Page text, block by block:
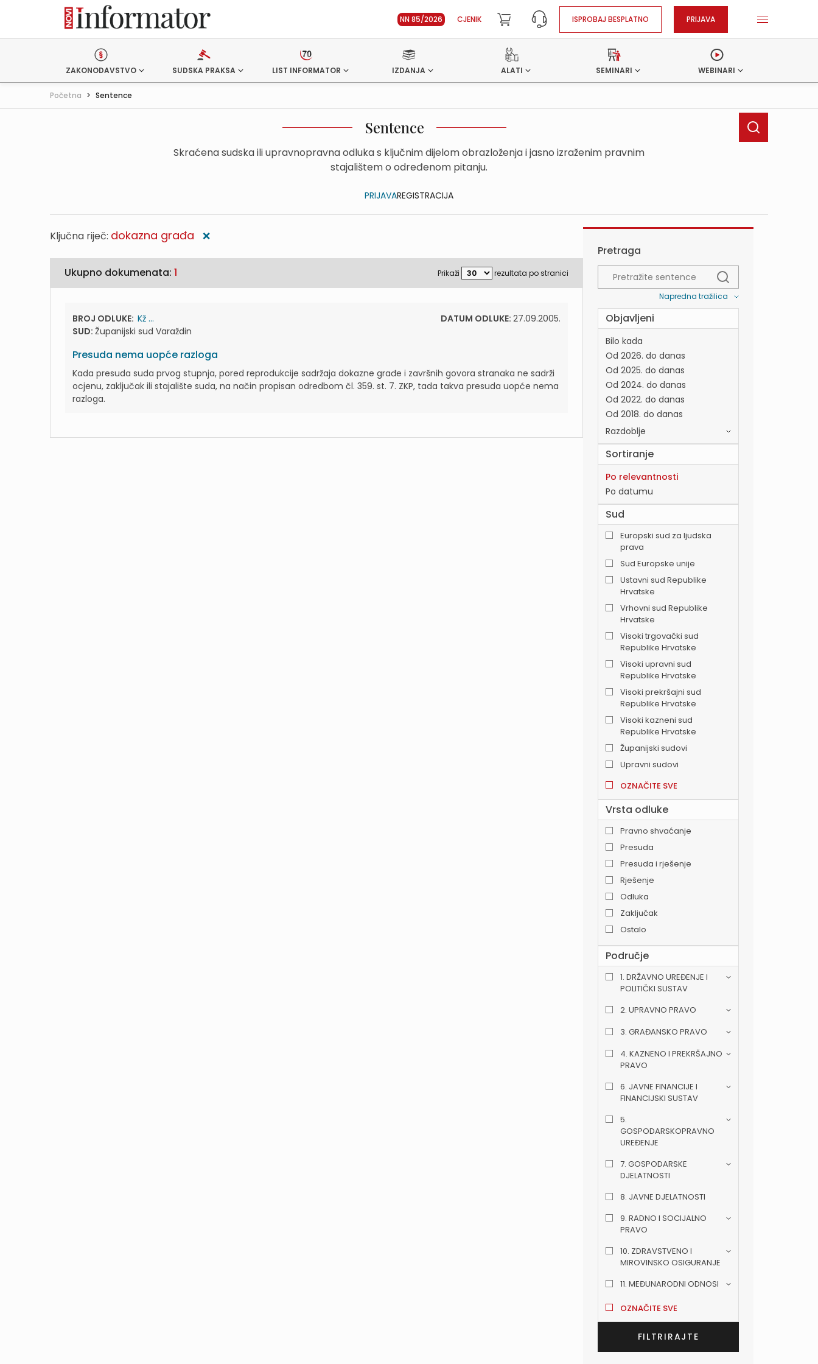
NN 85/2026 CJENIK ISPROBAJ BESPLATNO PRIJAVA
ZAKONODAVSTVO SUDSKA PRAKSA LIST INFORMATOR IZDANJA ALATI SEMINARI WEBINARI
Početna > Sentence
Sentence
Skraćena sudska ili upravnopravna odluka s ključnim dijelom obrazloženja i jasno izraženim pravnim
stajalištem o određenom pitanju.
PRIJAVAREGISTRACIJA
Ključna riječ: dokazna građa ❌
Ukupno dokumenata: 1 Prikaži rezultata po stranici
BROJ ODLUKE: Kž ...
SUD: Županijski sud Varaždin
DATUM ODLUKE: 27.09.2005.
Presuda nema uopće razloga
Kada presuda suda prvog stupnja, pored reprodukcije sadržaja dokazne građe i završnih govora stranaka ne sadrži
ocjenu, zaključak ili stajalište suda, na način propisan odredbom čl. 359. st. 7. ZKP, tada takva presuda uopće nema
razloga.
Pretraga
Napredna tražilica
Objavljeni
Bilo kada
Od 2026. do danas
Od 2025. do danas
Od 2024. do danas
Od 2022. do danas
Od 2018. do danas
Razdoblje
Sortiranje
Po relevantnosti
Po datumu
Sud
Europski sud za ljudska
prava
Sud Europske unije
Ustavni sud Republike
Hrvatske
Vrhovni sud Republike
Hrvatske
Visoki trgovački sud
Republike Hrvatske
Visoki upravni sud
Republike Hrvatske
Visoki prekršajni sud
Republike Hrvatske
Visoki kazneni sud
Republike Hrvatske
Županijski sudovi
Upravni sudovi
OZNAČITE SVE
Vrsta odluke
Pravno shvaćanje
Presuda
Presuda i rješenje
Rješenje
Odluka
Zaključak
Ostalo
Područje
1. DRŽAVNO UREĐENJE I
POLITIČKI SUSTAV
2. UPRAVNO PRAVO
3. GRAĐANSKO PRAVO
4. KAZNENO I PREKRŠAJNO
PRAVO
6. JAVNE FINANCIJE I
FINANCIJSKI SUSTAV
5.
GOSPODARSKOPRAVNO
UREĐENJE
7. GOSPODARSKE
DJELATNOSTI
8. JAVNE DJELATNOSTI
9. RADNO I SOCIJALNO
PRAVO
10. ZDRAVSTVENO I
MIROVINSKO OSIGURANJE
11. MEĐUNARODNI ODNOSI
OZNAČITE SVE